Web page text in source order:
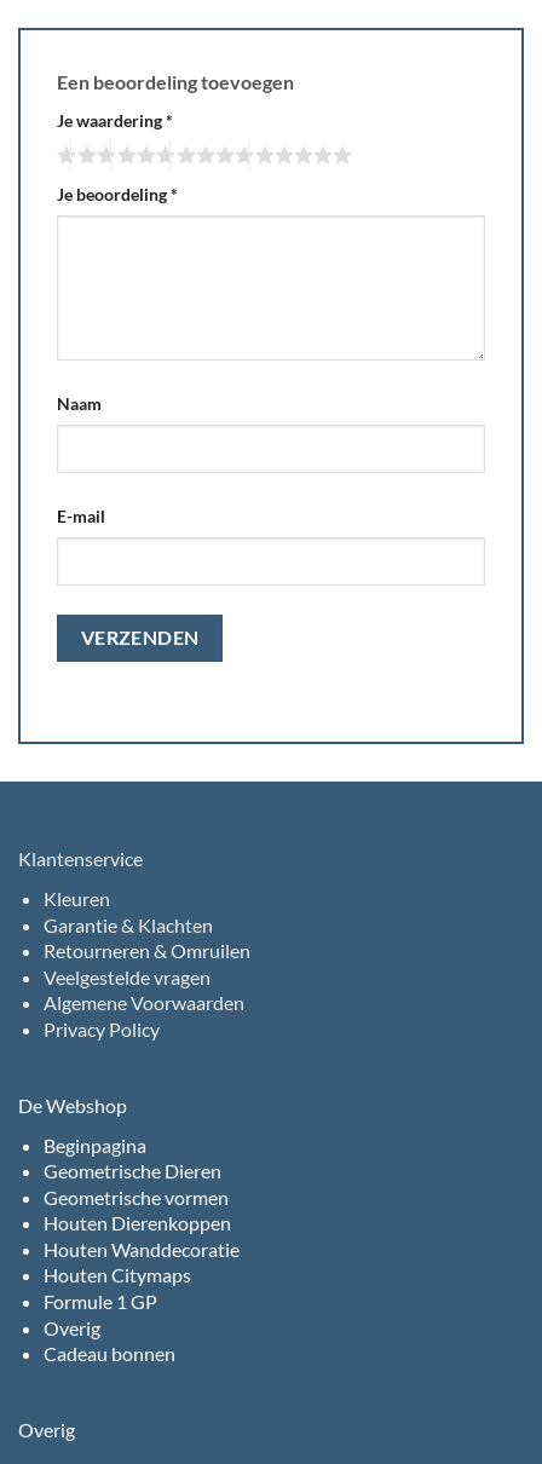
Een beoordeling toevoegen
Je waardering*
Je beoordeling*
Naam
E-mail
Klantenservice
Kleuren
Garantie & Klachten
Retourneren & Omruilen
Veelgestelde vragen
Algemene Voorwaarden
Privacy Policy
De Webshop
Beginpagina
Geometrische Dieren
Geometrische vormen
Houten Dierenkoppen
Houten Wanddecoratie
Houten Citymaps
Formule 1 GP
Overig
Cadeau bonnen
Overig